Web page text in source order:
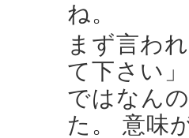
ね。
まず言わ
て下さい
ではなん
た。 意味